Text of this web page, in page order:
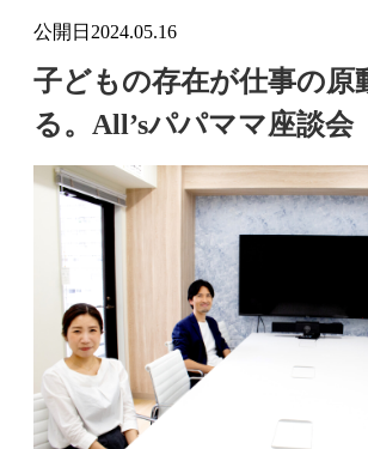
公開日 2024.05.16
子どもの存在が仕事の原
る。All’sパパママ座談会